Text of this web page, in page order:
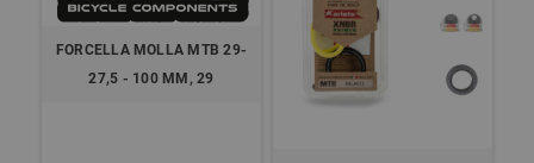
FORCELLA MOLLA MTB 29-
27,5 - 100 MM, 29